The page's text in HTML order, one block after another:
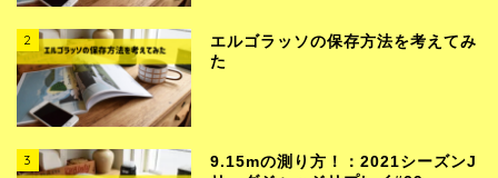
2
エルゴラッソの保存方法を考えてみ
た
3
9.15mの測り方！：2021シーズンJ